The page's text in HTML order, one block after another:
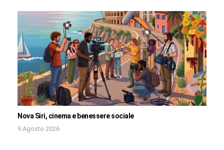
Nova Siri, cinema e benessere sociale
9 Agosto 2026